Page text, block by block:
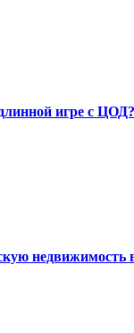
игре с ЦОД?
недвижимость